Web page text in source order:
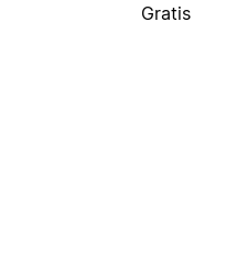
Gratis